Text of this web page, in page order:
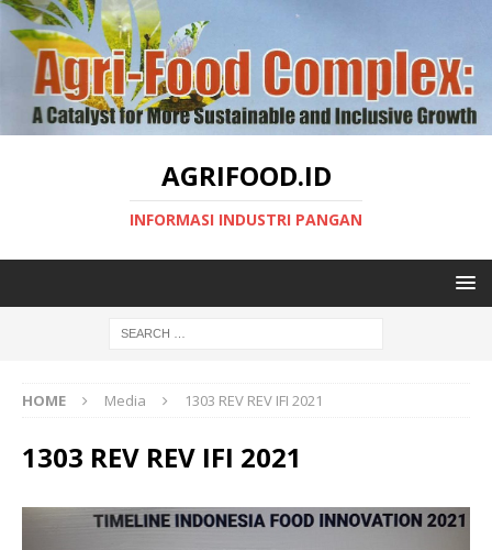
AGRIFOOD.ID
INFORMASI INDUSTRI PANGAN
HOME Media 1303 REV REV IFI 2021
1303 REV REV IFI 2021